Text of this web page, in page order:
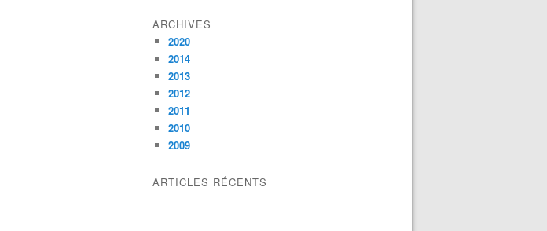
ARCHIVES
2020
2014
2013
2012
2011
2010
2009
ARTICLES RÉCENTS